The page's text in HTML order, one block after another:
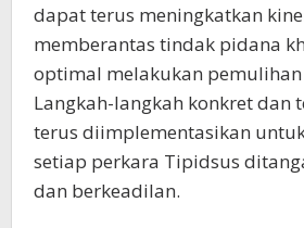
dapat terus meningkatkan
memberantas tindak pidana
optimal melakukan pemulihan
Langkah-langkah konkret dan
terus diimplementasikan
setiap perkara Tipidsus
dan berkeadilan.